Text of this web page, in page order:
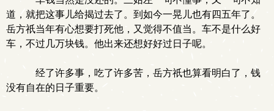
道，就把这事儿给揭过去了。到如今一晃儿也有四五年了。
岳方祇当年有心想要打死他，又觉得不值当。车不是什么好
车，不过几万块钱。他出来还想好好过日子呢。
经了许多事，吃了许多苦，岳方祇也算看明白了，钱
没有自在的日子重要。